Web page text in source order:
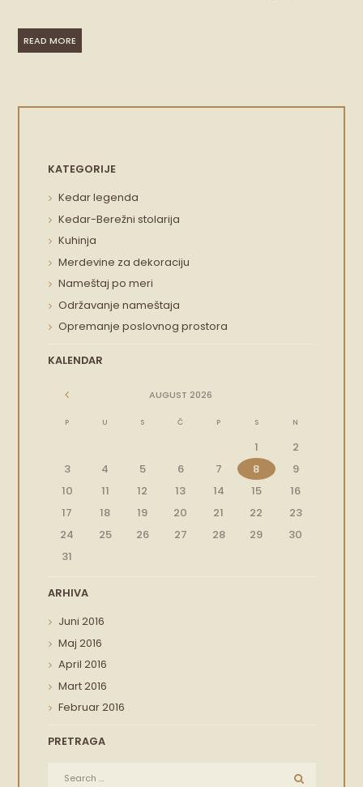
READ MORE
KATEGORIJE
Kedar legenda
Kedar-Berežni stolarija
Kuhinja
Merdevine za dekoraciju
Nameštaj po meri
Održavanje nameštaja
Opremanje poslovnog prostora
KALENDAR
AUGUST 2026
P U S Č P S N
1
2
3
4 5 6 7 8
9
10
11 12 13 14 15
16
17
18 19 20 21 22
23
24
25 26 27 28 29
30
31
ARHIVA
Juni 2016
Maj 2016
April 2016
Mart2016
Februar2016
PRETRAGA